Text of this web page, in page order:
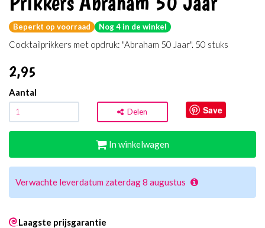
Beperkt op voorraad Nog 4 in de winkel
Cocktailprikkers met opdruk: "Abraham 50 Jaar". 50 stuks
2,95
Aantal
Delen Save
In winkelwagen
Verwachte leverdatum zaterdag 8 augustus
Laagste prijsgarantie